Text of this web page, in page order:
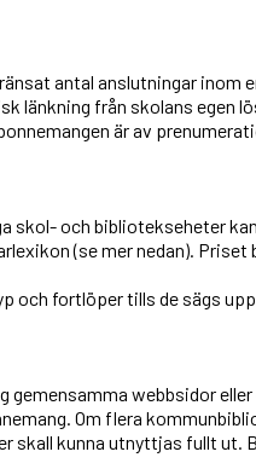
antal anslutningar inom
länkning från skolans egen
är av
skol- och bibliotekseheter
(se mer nedan).
och fortlöper tills de sägs
gemensamma webbsidor
Om flera
skall kunna utnyttjas fullt ut.